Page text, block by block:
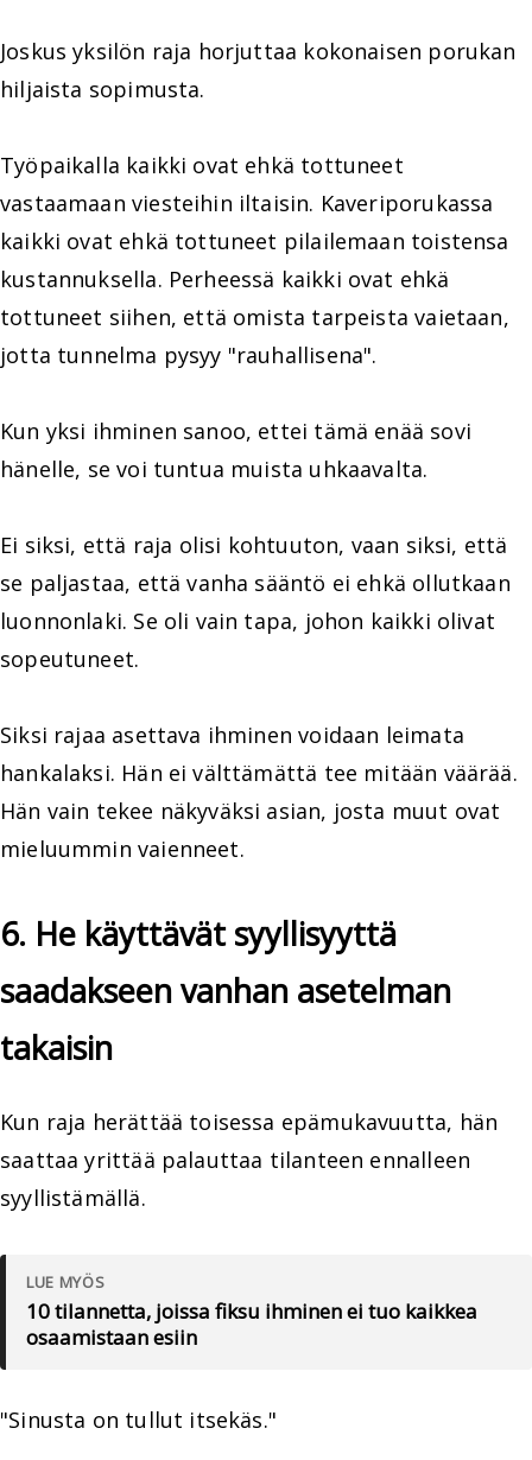
Joskus yksilön raja horjuttaa kokonaisen porukan
hiljaista sopimusta.
Työpaikalla kaikki ovat ehkä tottuneet
vastaamaan viesteihin iltaisin. Kaveriporukassa
kaikki ovat ehkä tottuneet pilailemaan toistensa
kustannuksella. Perheessä kaikki ovat ehkä
tottuneet siihen, että omista tarpeista vaietaan,
jotta tunnelma pysyy "rauhallisena".
Kun yksi ihminen sanoo, ettei tämä enää sovi
hänelle, se voi tuntua muista uhkaavalta.
Ei siksi, että raja olisi kohtuuton, vaan siksi, että
se paljastaa, että vanha sääntö ei ehkä ollutkaan
luonnonlaki. Se oli vain tapa, johon kaikki olivat
sopeutuneet.
Siksi rajaa asettava ihminen voidaan leimata
hankalaksi. Hän ei välttämättä tee mitään väärää.
Hän vain tekee näkyväksi asian, josta muut ovat
mieluummin vaienneet.
6. He käyttävät syyllisyyttä
saadakseen vanhan asetelman
takaisin
Kun raja herättää toisessa epämukavuutta, hän
saattaa yrittää palauttaa tilanteen ennalleen
syyllistämällä.
LUE MYÖS
10 tilannetta, joissa fiksu ihminen ei tuo kaikkea
osaamistaan esiin
"Sinusta on tullut itsekäs."